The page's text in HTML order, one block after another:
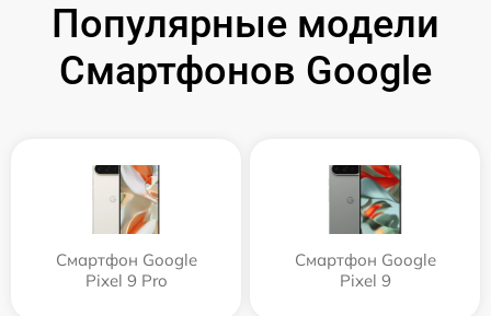
Популярные модели
Смартфонов Google
Смартфон Google
Pixel 9 Pro
Смартфон Google
Pixel 9